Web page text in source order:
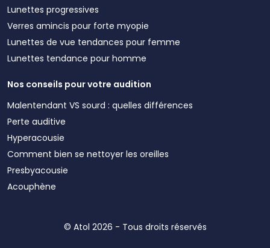
Lunettes progressives
Verres amincis pour forte myopie
Lunettes de vue tendances pour femme
Lunettes tendance pour homme
Nos conseils pour votre audition
Malentendant VS sourd : quelles différences
Perte auditive
Hyperacousie
Comment bien se nettoyer les oreilles
Presbyacousie
Acouphène
© Atol 2026 - Tous droits réservés